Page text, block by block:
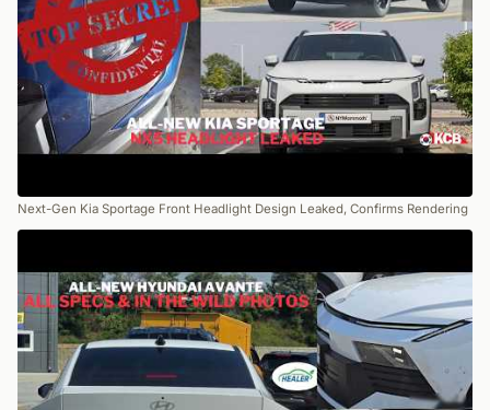
Next-Gen Kia Sportage Front Headlight Design Leaked, Confirms Rendering